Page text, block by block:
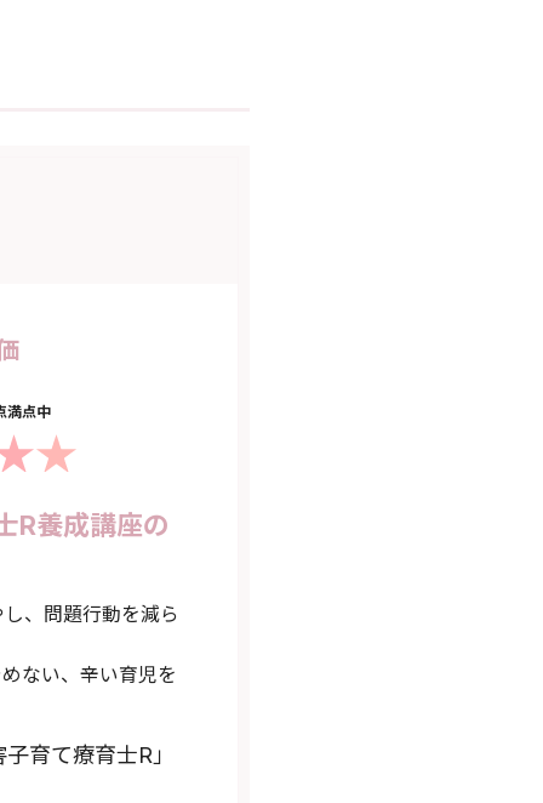
満点中
R養成講座の
、問題行動を減ら
ない、辛い育児を
育て療育士R」